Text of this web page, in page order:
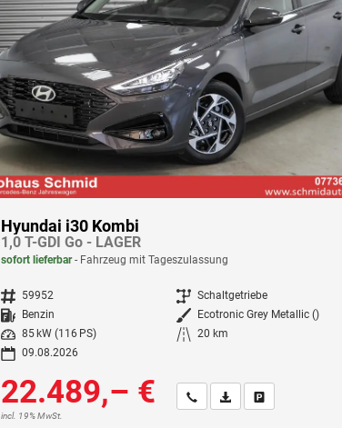
Hyundai i30 Kombi
1,0 T-GDI Go - LAGER
sofort lieferbar Fahrzeug mit Tageszulassung
Fahrzeugnr. 59952 Getriebe Schaltgetriebe
Kraftstoff
Benzin Außenfarbe
Ecotronic Grey Metallic ()
Leistung
85 kW (116 PS) Kilometerstand 20 km
09.08.2026
22.489,– €
incl. 19% MwSt.
Wir rufen Sie anFahrzeugexposé (PDF)
Fahrzeug parken